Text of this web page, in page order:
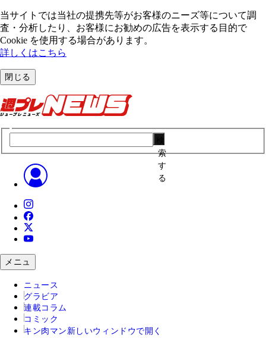
当サイトでは当社の提携先等がお客様のニーズ等について調
査・分析したり、お客様にお勧めの広告を表⽰する⽬的で
Cookie を使⽤する場合があります。
詳しくはこちら
閉じる
索
す
る
メニュ
ニュース
グラビア
連載コラム
コミック
キン肉マン 新しいウィンドウで開く